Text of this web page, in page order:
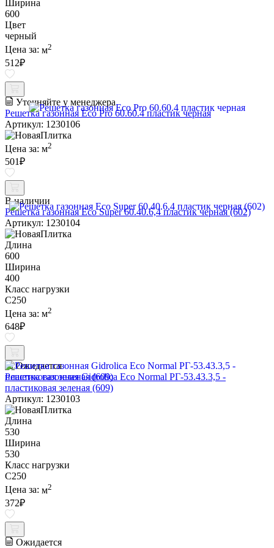
Ширина
600
Цвет
черный
Цена за: м2
512₽
Уточняйте у менеджера
Решетка газонная Eco Pro 60.60.4 пластик черная
Артикул: 1230106
Цена за: м2
501₽
В наличии
Решетка газонная Eco Super 60.40.6,4 пластик черная (602)
Артикул: 1230104
Длина
600
Ширина
400
Класс нагрузки
C250
Цена за: м2
648₽
Ожидается
Решетка газонная Gidrolica Eco Normal РГ-53.43.3,5 -
пластиковая зеленая (609)
Артикул: 1230103
Длина
530
Ширина
530
Класс нагрузки
C250
Цена за: м2
372₽
Ожидается